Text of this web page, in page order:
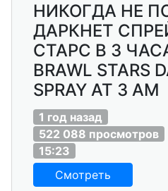
НИКОГДА НЕ
ДАРКНЕТ
СТАРС В 3
BRAWL STARS
SPRAY AT 3 AM
1 год назад
522 088 просмотров
15:23
Смотреть